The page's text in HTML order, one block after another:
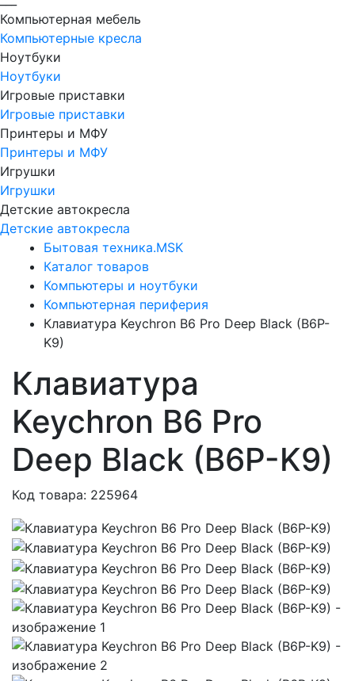
Компьютерная мебель
Компьютерные кресла
Ноутбуки
Ноутбуки
Игровые приставки
Игровые приставки
Принтеры и МФУ
Принтеры и МФУ
Игрушки
Игрушки
Детские автокресла
Детские автокресла
Бытовая техника.MSK
Каталог товаров
Компьютеры и ноутбуки
Компьютерная периферия
Клавиатура Keychron B6 Pro Deep Black (B6P-
K9)
Клавиатура
Keychron B6 Pro
Deep Black (B6P-K9)
Код товара: 225964